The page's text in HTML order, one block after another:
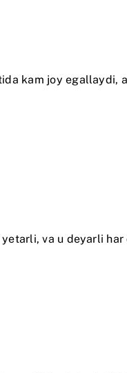
kam joy egallaydi,
va u deyarli har